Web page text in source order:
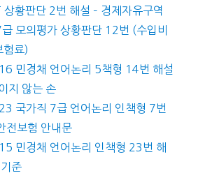
황판단 2번 해설 – 경제자유구역
모의평가 상황판단 12번 (수입비
험료)
민경채 언어논리 5책형 14번 해설
지 않는 손
국가직 7급 언어논리 인책형 7번
전보험 안내문
민경채 언어논리 인책형 23번 해
준